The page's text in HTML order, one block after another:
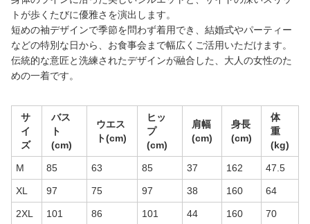
トが歩くたびに優雅さを演出します。
短めの袖デザインで季節を問わず着用でき、結婚式やパーティー
などの特別な日から、お食事会まで幅広くご活用いただけます。
伝統的な意匠と洗練されたデザインが融合した、大人の女性のた
めの一着です。
サ
イ
ズ
バス
ト
(cm)
ウエス
ト(cm)
ヒッ
プ
(cm)
肩幅
(cm)
身長
(cm)
体
重
(kg)
M 85 63 85 37 162 47.5
XL 97 75 97 38 160 64
2XL 101 86 101 44 160 70